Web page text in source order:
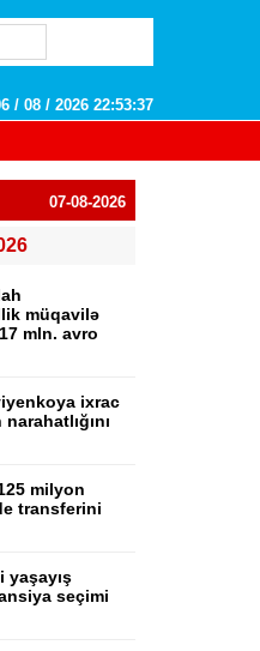
/ 08 / 2026 22:53:38
07-08-2026
müqavilə
mln. avro
ixrac
milyon
transferini
yaşayış
seçimi